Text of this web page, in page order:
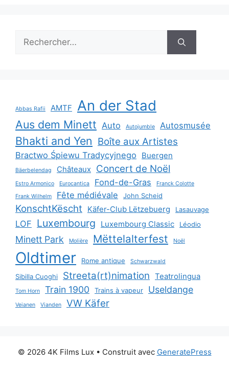
Rechercher :
Abbas Rafii AMTF An der Stad
Aus dem Minett Auto Autojumble Autosmusée
Bhakti and Yen Boîte aux Artistes
Bractwo Śpiewu Tradycyjnego Buergen
Bäerbelendag Châteaux Concert de Noël
Estro Armonico Eurocantica Fond-de-Gras
Franck Colotte
Frank Wilhelm
Fête médiévale John Scheid
KonschtKëscht Käfer-Club Lëtzebuerg Lasauvage
LOF Luxembourg Luxembourg Classic Léodio
Minett Park Molière Mëttelalterfest Noël
Oldtimer Rome antique Schwarzwald
Sibilla Cuoghi Streeta(rt)nimation Teatrolingua
Tom Horn Train 1900 Trains à vapeur Useldange
Veianen Vianden VW Käfer
© 2026 4K Films Lux• Construit avec GeneratePress